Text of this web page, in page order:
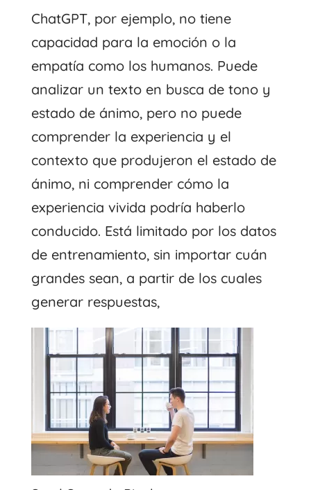
ChatGPT, por ejemplo, no tiene
capacidad para la emoción o la
empatía como los humanos. Puede
analizar un texto en busca de tono y
estado de ánimo, pero no puede
comprender la experiencia y el
contexto que produjeron el estado de
ánimo, ni comprender cómo la
experiencia vivida podría haberlo
conducido. Está limitado por los datos
de entrenamiento, sin importar cuán
grandes sean, a partir de los cuales
generar respuestas,